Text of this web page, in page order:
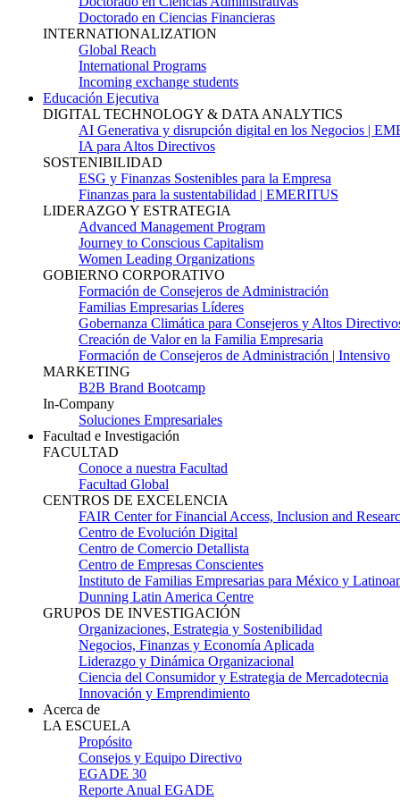
Doctorado en Ciencias Financieras
INTERNATIONALIZATION
Global Reach
International Programs
Incoming exchange students
Educación Ejecutiva
DIGITAL TECHNOLOGY & DATA ANALYTICS
AI Generativa y disrupción digital en los Negocios |
IA para Altos Directivos
SOSTENIBILIDAD
ESG y Finanzas Sostenibles para la Empresa
Finanzas para la sustentabilidad | EMERITUS
LIDERAZGO Y ESTRATEGIA
Advanced Management Program
Journey to Conscious Capitalism
Women Leading Organizations
GOBIERNO CORPORATIVO
Formación de Consejeros de Administración
Familias Empresarias Líderes
Gobernanza Climática para Consejeros y Altos
Creación de Valor en la Familia Empresaria
Formación de Consejeros de Administración | Intensivo
MARKETING
B2B Brand Bootcamp
In-Company
Soluciones Empresariales
Facultad e Investigación
FACULTAD
Conoce a nuestra Facultad
Facultad Global
CENTROS DE EXCELENCIA
FAIR Center for Financial Access, Inclusion and
Centro de Evolución Digital
Centro de Comercio Detallista
Centro de Empresas Conscientes
Instituto de Familias Empresarias para México y
Dunning Latin America Centre
GRUPOS DE INVESTIGACIÓN
Organizaciones, Estrategia y Sostenibilidad
Negocios, Finanzas y Economía Aplicada
Liderazgo y Dinámica Organizacional
Ciencia del Consumidor y Estrategia de Mercadotecnia
Innovación y Emprendimiento
Acerca de
LA ESCUELA
Propósito
Consejos y Equipo Directivo
EGADE 30
Reporte Anual EGADE